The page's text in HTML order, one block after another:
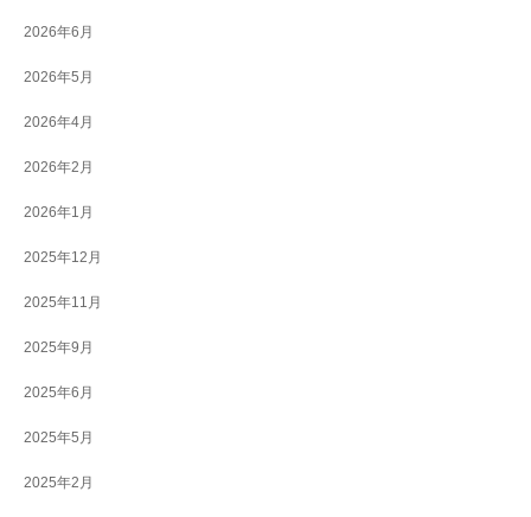
2026年6月
2026年5月
2026年4月
2026年2月
2026年1月
2025年12月
2025年11月
2025年9月
2025年6月
2025年5月
2025年2月